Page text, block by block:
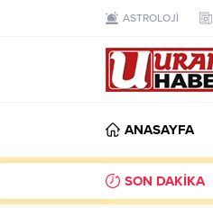
ASTROLOJİ
ANASAYFA
SON DAKİKA